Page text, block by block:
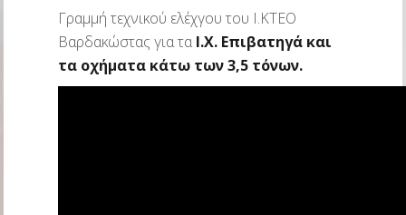
Γραμμή τεχνικού ελέχγου του Ι.ΚΤΕΟ
Βαρδακώστας για τα Ι.Χ. Επιβατηγά και
τα οχήματα κάτω των 3,5 τόνων.